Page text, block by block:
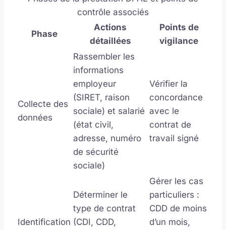
contrôle associés
Phase
Actions
détaillées
Points de
vigilance
Collecte des
données
Rassembler les
informations
employeur
(SIRET, raison
sociale) et salarié
(état civil,
adresse, numéro
de sécurité
sociale)
Vérifier la
concordance
avec le
contrat de
travail signé
Identification
Déterminer le
type de contrat
(CDI, CDD,
Gérer les cas
particuliers :
CDD de moins
d’un mois,